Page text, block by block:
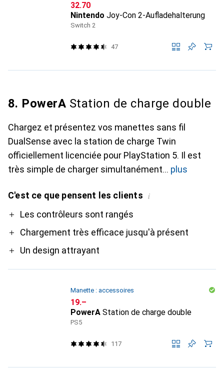
CHF
32.70
Nintendo Joy-Con 2-Aufladehalterung
Switch 2
47
8. PowerA Station de charge double
Chargez et présentez vos manettes sans fil
DualSense avec la station de charge Twin
officiellement licenciée pour PlayStation 5. Il est
très simple de charger simultanément
plus
C'est ce que pensent les clients i
ProLes contrôleurs sont rangés
Chargement très efficace jusqu'à présent
Un design attrayant
Manette : accessoires
CHF
19.–
PowerA Station de charge double
PS5
117